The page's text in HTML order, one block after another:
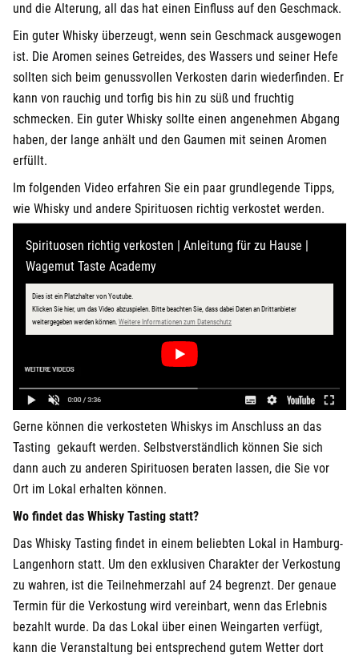
und die Alterung, all das hat einen Einfluss auf den Geschmack.
Ein guter Whisky überzeugt, wenn sein Geschmack ausgewogen
ist. Die Aromen seines Getreides, des Wassers und seiner Hefe
sollten sich beim genussvollen Verkosten darin wiederfinden. Er
kann von rauchig und torfig bis hin zu süß und fruchtig
schmecken. Ein guter Whisky sollte einen angenehmen Abgang
haben, der lange anhält und den Gaumen mit seinen Aromen
erfüllt.
Im folgenden Video erfahren Sie ein paar grundlegende Tipps,
wie Whisky und andere Spirituosen richtig verkostet werden.
Spirituosen richtig verkosten | Anleitung für zu Hause |
Wagemut Taste Academy
Dies ist ein Platzhalter von Youtube.
Klicken Sie hier, um das Video abzuspielen. Bitte beachten Sie, dass dabei Daten an Drittanbieter
weitergegeben werden können. Weitere Informationen zum Datenschutzöffnet in neuem Fenster
Gerne können die verkosteten Whiskys im Anschluss an das
Tasting gekauft werden. Selbstverständlich können Sie sich
dann auch zu anderen Spirituosen beraten lassen, die Sie vor
Ort im Lokal erhalten können.
Wo findet das Whisky Tasting statt?
Das Whisky Tasting findet in einem beliebten Lokal in Hamburg-
Langenhorn statt. Um den exklusiven Charakter der Verkostung
zu wahren, ist die Teilnehmerzahl auf 24 begrenzt. Der genaue
Termin für die Verkostung wird vereinbart, wenn das Erlebnis
bezahlt wurde. Da das Lokal über einen Weingarten verfügt,
kann die Veranstaltung bei entsprechend gutem Wetter dort